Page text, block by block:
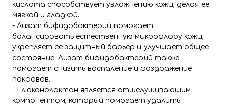
кислота способствует увлажнению кожи, делая ее
мягкой и гладкой.
- Лизат бифидобактерий помогает
балансировать естественную микрофлору кожи,
укрепляет ее защитный барьер и улучшает общее
состояние. Лизат бифидобактерий также
помогает снизить воспаление и раздражение
покровов.
- Глюконолактон является отшелушивающим
компонентом, который помогает удалить